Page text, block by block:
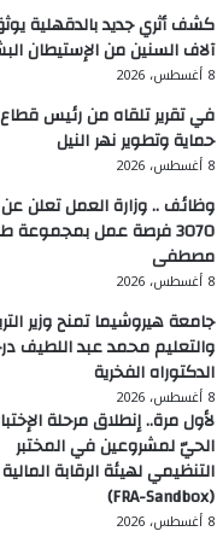
كشف أثري جديد بالدقهلية
آلاف السنين من الإستيطان
8 أغسطس، 2026
في تقرير تلقاه من رئيس قطاع
حماية وتطوير نهر النيل
8 أغسطس، 2026
وظائف .. وزارة العمل تعلن عن
3070 فرصة عمل بمجموعة
مصطفى
8 أغسطس، 2026
جامعة هيروشيما تمنح وزير
والتعليم محمد عبد اللطيف
الدكتوراه الفخرية
8 أغسطس، 2026
لأول مرة.. إنطلاق مرحلة
الحيّ لمشروعين في المختبر
التنظيمي لهيئة الرقابة المالية
(FRA-Sandbox)
8 أغسطس، 2026